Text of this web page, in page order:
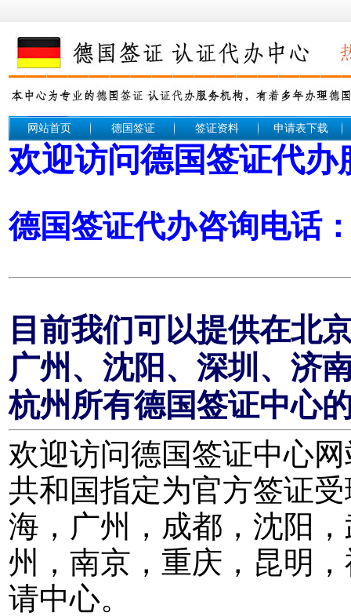
网站首页 德国签证 签证资料 申请表下载
欢迎访问德国签证代办
德国签证代办咨询电话
目前我们可以提供在北
广州、沈阳、深圳、济
杭州所有德国签证中心
欢迎访问德国签证中心
共和国指定为官方签证
海，广州，成都，沈阳
州，南京，重庆，昆明
请中心。